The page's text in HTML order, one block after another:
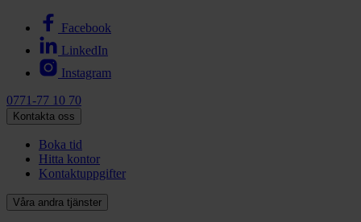
Facebook
LinkedIn
Instagram
0771-77 10 70
Kontakta oss
Boka tid
Hitta kontor
Kontaktuppgifter
Våra andra tjänster